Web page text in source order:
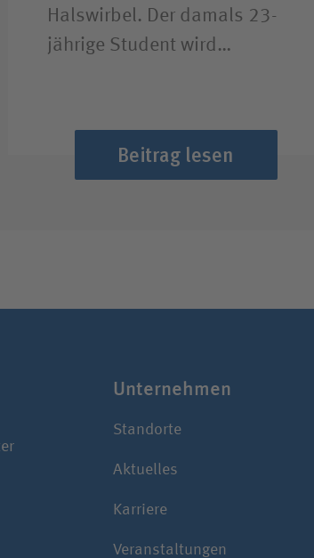
Halswirbel. Der damals 23-
jährige Student wird…
Beitrag lesen
Unter­nehmen
Standorte
Aktuelles
Karriere
Veranstaltungen